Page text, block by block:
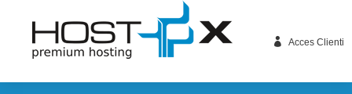
 Acces Clienti